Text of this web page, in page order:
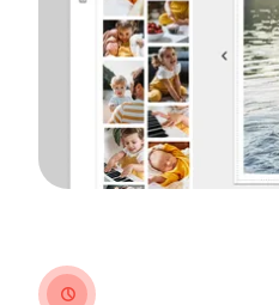
clock